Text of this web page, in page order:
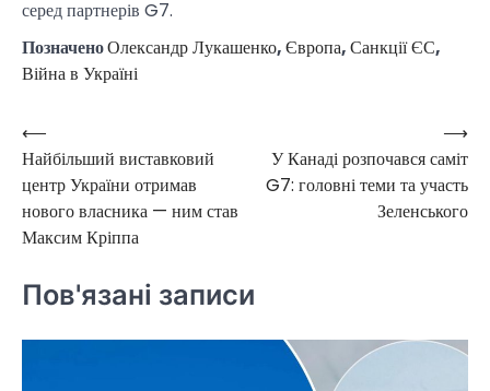
серед партнерів G7.
ПозначеноОлександр Лукашенко,Європа,Санкції ЄС,
Війна в Україні
Навігація
записів
⟵
Найбільший виставковий
центр України отримав
нового власника — ним став
Максим Кріппа
У Канаді розпочався саміт
G7: головні теми та участь
Зеленського
⟶
Пов'язані записи